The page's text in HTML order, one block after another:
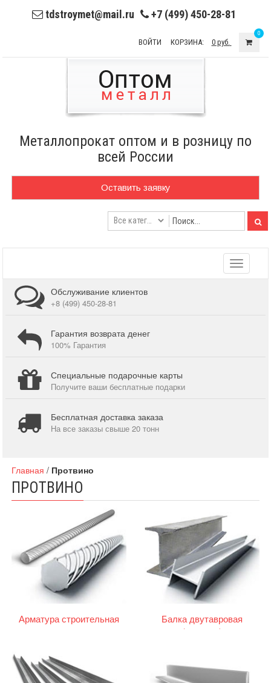
tdstroymet@mail.ru +7 (499) 450-28-81
ВОЙТИ КОРЗИНА: 0 руб.
0
Металлопрокат оптом и в розницу по
всей России
Оставить заявку
Toggle
Обслуживание клиентов
+8 (499) 450-28-81
Гарантия возврата денег
100% Гарантия
Специальные подарочные карты
Получите ваши бесплатные подарки
Бесплатная доставка заказа
На все заказы свыше 20 тонн
Главная / Протвино
ПРОТВИНО
Арматура строительная
Балка двутавровая
(двутавр)